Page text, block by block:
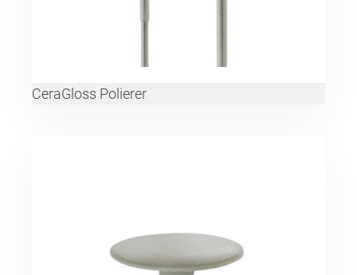
CeraGloss Polierer